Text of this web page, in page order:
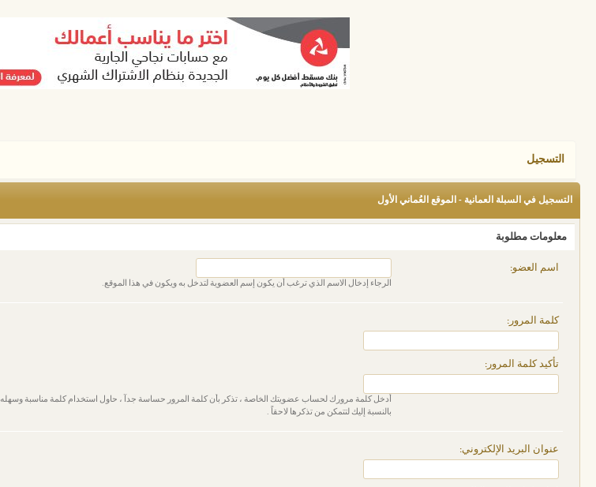
التسجيل
التسجيل في السبلة العمانية - الموقع العُماني الأول
معلومات مطلوبة
اسم العضو:
الرجاء إدخال الاسم الذي ترغب أن يكون إسم العضوية لتدخل به ويكون في هذا الموقع.
كلمة المرور:
تأكيد كلمة المرور:
أدخل كلمة مرورك لحساب عضويتك الخاصة ، تذكر بأن كلمة المرور حساسة جدآ ، حاول استخدام كلمة مناسبة وسهله
بالنسبة إليك لتتمكن من تذكرها لاحقاً .
عنوان البريد الإلكتروني: